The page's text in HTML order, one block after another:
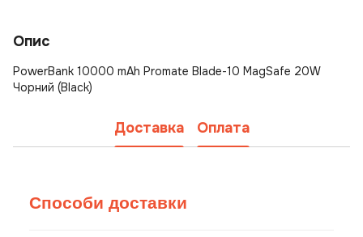
Опис
PowerBank 10000 mAh Promate Blade-10 MagSafe 20W
Чорний (Black)
Доставка Оплата
Способи доставки